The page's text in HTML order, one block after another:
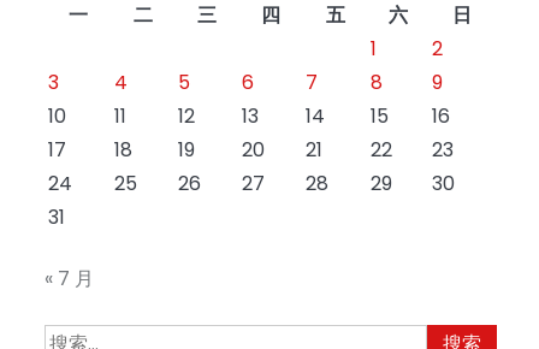
一
二 三 四 五 六
日
1
2
3
4 5 6 7 8
9
10
11 12 13 14 15
16
17
18 19 20 21 22
23
24
25 26 27 28 29
30
31
« 7 月
搜